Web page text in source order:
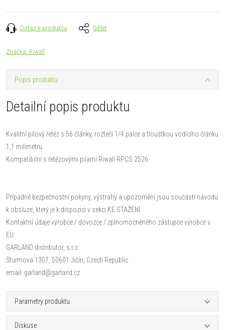
Dotaz k produktu Sdílet
Značka: Riwall
Popis produktu
Detailní popis produktu
Kvalitní pilový řetěz s 56 články, roztečí 1/4 palce a tloušťkou vodícího článku
1,1 milimetru.
Kompatibilní s řetězovými pilami Riwall RPCS 2526.
Případné bezpečnostní pokyny, výstrahy a upozornění jsou součástí návodu
k obsluze, který je k dispozici v sekci KE STAŽENÍ.
Kontaktní údaje výrobce / dovozce / zplnomocněného zástupce výrobce v
EU:
GARLAND distributor, s.r.o.
Šturmova 1307, 50601 Jičín, Czech Republic
email: garland@garland.cz
Parametry produktu
Diskuse